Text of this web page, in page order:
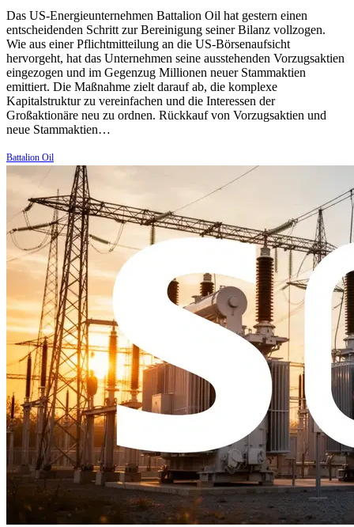
Das US-Energieunternehmen Battalion Oil hat gestern einen
entscheidenden Schritt zur Bereinigung seiner Bilanz vollzogen.
Wie aus einer Pflichtmitteilung an die US-Börsenaufsicht
hervorgeht, hat das Unternehmen seine ausstehenden Vorzugsaktien
eingezogen und im Gegenzug Millionen neuer Stammaktien
emittiert. Die Maßnahme zielt darauf ab, die komplexe
Kapitalstruktur zu vereinfachen und die Interessen der
Großaktionäre neu zu ordnen. Rückkauf von Vorzugsaktien und
neue Stammaktien…
Battalion Oil